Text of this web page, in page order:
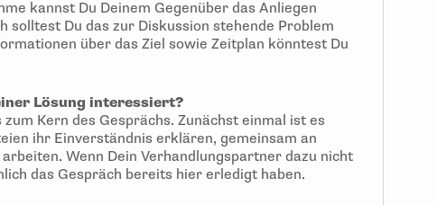
kannst Du Deinem Gegenüber das Anliegen
solltest Du das zur Diskussion stehende Problem
über das Ziel sowie Zeitplan könntest Du
Lösung interessiert?
Kern des Gesprächs. Zunächst einmal ist es
ihr Einverständnis erklären, gemeinsam an
Wenn Dein Verhandlungspartner dazu nicht
das Gespräch bereits hier erledigt haben.